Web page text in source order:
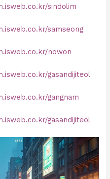
sindolim
samseong
nowon
gasandijiteol
gangnam
gasandijiteol